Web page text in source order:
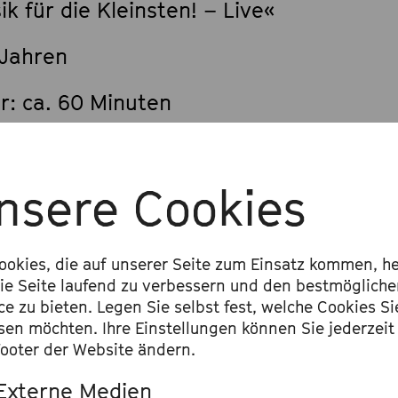
Cookies
die auf unserer Seite zum Einsatz kommen,
Seite laufend zu verbessern und den
zu bieten. Legen Sie selbst fest, welche Cookies
möchten. Ihre Einstellungen können Sie
der Website ändern.
Medien
für die Kleinsten! – Live«
ca. 60 Minuten
einen Blick
mich?